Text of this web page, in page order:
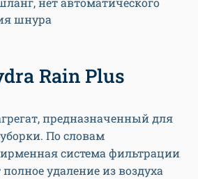
шнура
Rain Plus
предназначенный для
По словам
система фильтрации
полное удаление из воздуха